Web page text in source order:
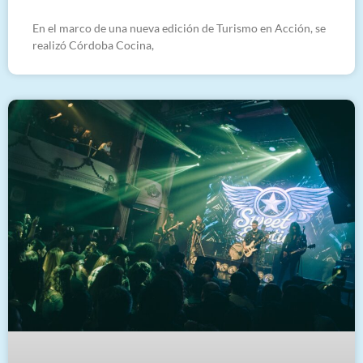
En el marco de una nueva edición de Turismo en Acción, se
realizó Córdoba Cocina,